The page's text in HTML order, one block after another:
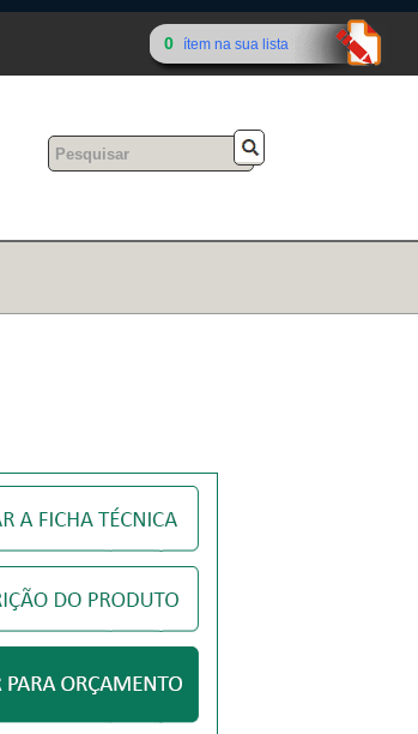
0 ítem na sua lista